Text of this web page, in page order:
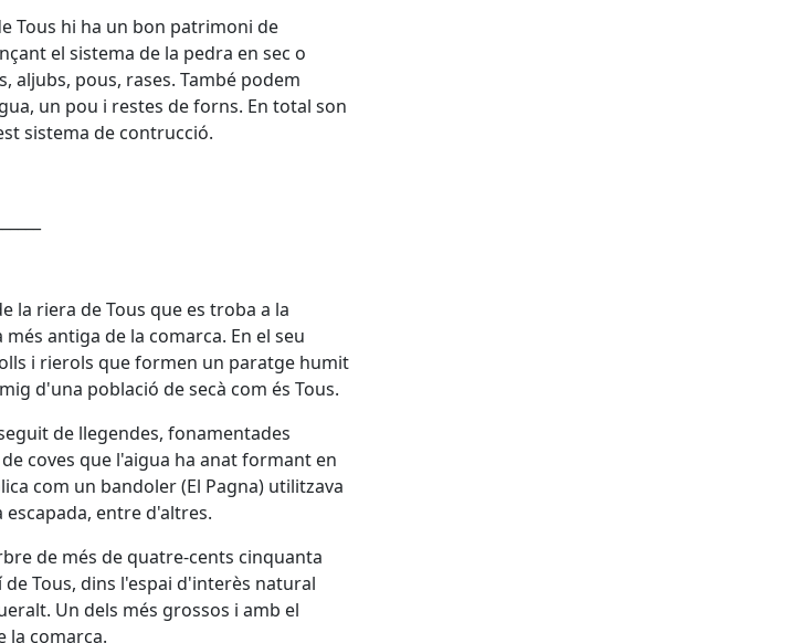
Tous hi ha un bon patrimoni de
el sistema de la pedra en sec o
aljubs, pous, rases. També podem
un pou i restes de forns. En total son
sistema de contrucció.
la riera de Tous que es troba a la
antiga de la comarca. En el seu
i rierols que formen un paratge humit
d'una població de secà com és Tous.
de llegendes, fonamentades
coves que l'aigua ha anat formant en
com un bandoler (El Pagna) utilitzava
escapada, entre d'altres.
de més de quatre-cents cinquanta
Tous, dins l'espai d'interès natural
Un dels més grossos i amb el
la comarca.